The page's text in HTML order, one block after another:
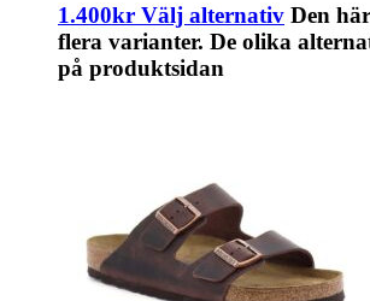
1.400kr Välj alternativ Den
flera varianter. De olika
på produktsidan